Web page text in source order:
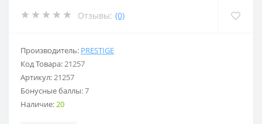
Отзывы: (0)
Производитель: PRESTIGE
Код Товара:21257
Артикул:21257
Бонусные баллы:7
Наличие:20